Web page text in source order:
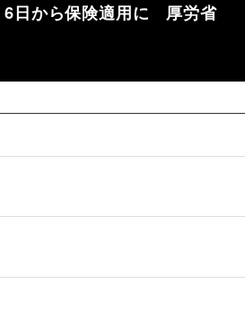
6日から保険適用に 厚労省